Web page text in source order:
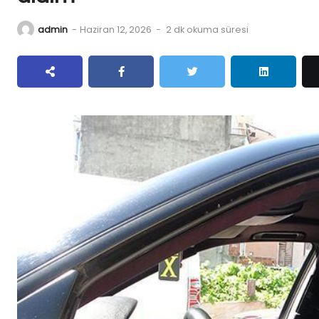
admin - Haziran 12, 2026 - 2 dk okuma süresi